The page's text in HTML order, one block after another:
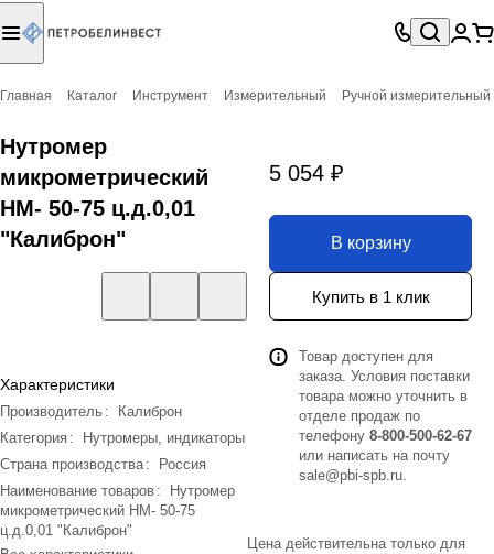
Главная Каталог Инструмент Измерительный Ручной измерительный
Нутромер
микрометрический
НМ- 50-75 ц.д.0,01
"Калиброн"
Характеристики
Производитель :
Калиброн
Категория :
Нутромеры, индикаторы
Страна производства :
Россия
Наименование товаров :
Нутромер
микрометрический НМ- 50-75
ц.д.0,01 "Калиброн"
5 054 ₽
В корзину
Купить в 1 клик
Товар доступен для
заказа. Условия поставки
товара можно уточнить в
отделе продаж по
телефону 8-800-500-62-67
или написать на почту
sale@pbi-spb.ru.
Цена действительна только для